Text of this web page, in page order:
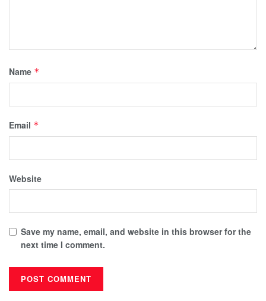
Name *
Email *
Website
Save my name, email, and website in this browser for the
next time I comment.